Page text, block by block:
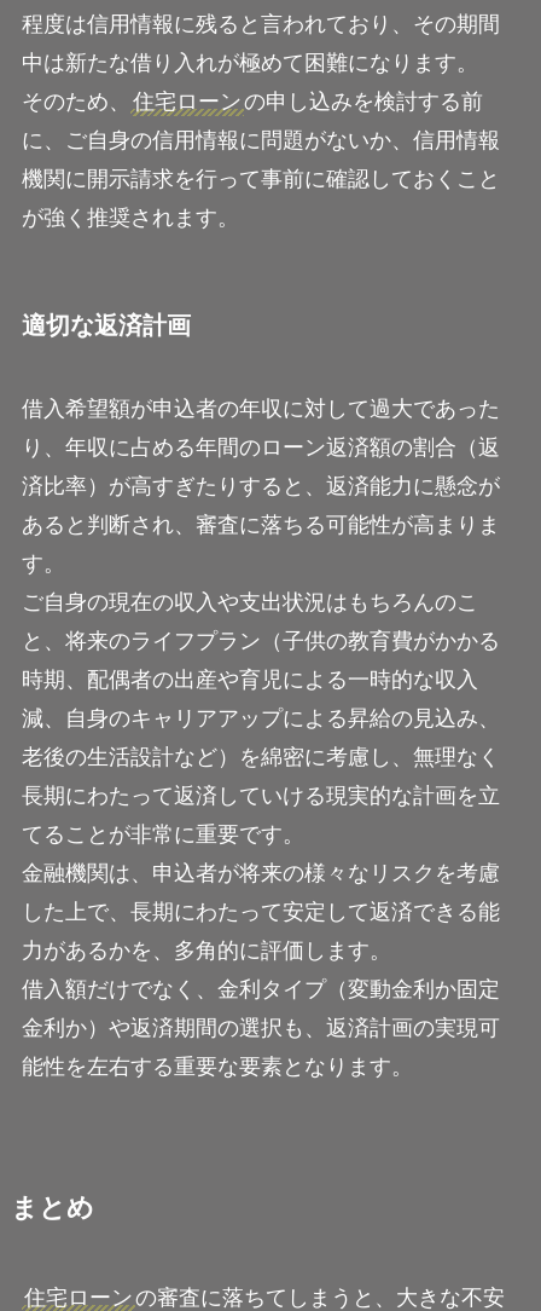
程度は信用情報に残ると言われており、その期間
中は新たな借り入れが極めて困難になります。
そのため、
住宅ローンの申し込みを検討する前
に、ご自身の信用情報に問題がないか、信用情報
機関に開示請求を行って事前に確認しておくこと
が強く推奨されます。
適切な返済計画
借入希望額が申込者の年収に対して過大であった
り、年収に占める年間のローン返済額の割合（返
済比率）が高すぎたりすると、返済能力に懸念が
あると判断され、審査に落ちる可能性が高まりま
す。
ご自身の現在の収入や支出状況はもちろんのこ
と、将来のライフプラン（子供の教育費がかかる
時期、配偶者の出産や育児による一時的な収入
減、自身のキャリアアップによる昇給の見込み、
老後の生活設計など）を綿密に考慮し、無理なく
長期にわたって返済していける現実的な計画を立
てることが非常に重要です。
金融機関は、申込者が将来の様々なリスクを考慮
した上で、長期にわたって安定して返済できる能
力があるかを、多角的に評価します。
借入額だけでなく、金利タイプ（変動金利か固定
金利か）や返済期間の選択も、返済計画の実現可
能性を左右する重要な要素となります。
まとめ
住宅ローンの審査に落ちてしまうと、大きな不安